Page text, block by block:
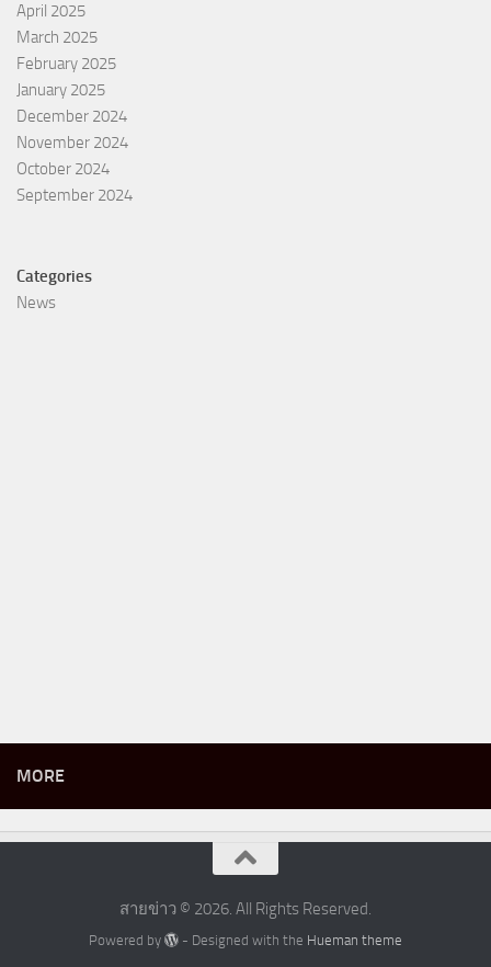
April 2025
March 2025
February 2025
January 2025
December 2024
November 2024
October 2024
September 2024
Categories
News
MORE
สายข่าว © 2026. All Rights Reserved.
Powered by - Designed with the Hueman theme